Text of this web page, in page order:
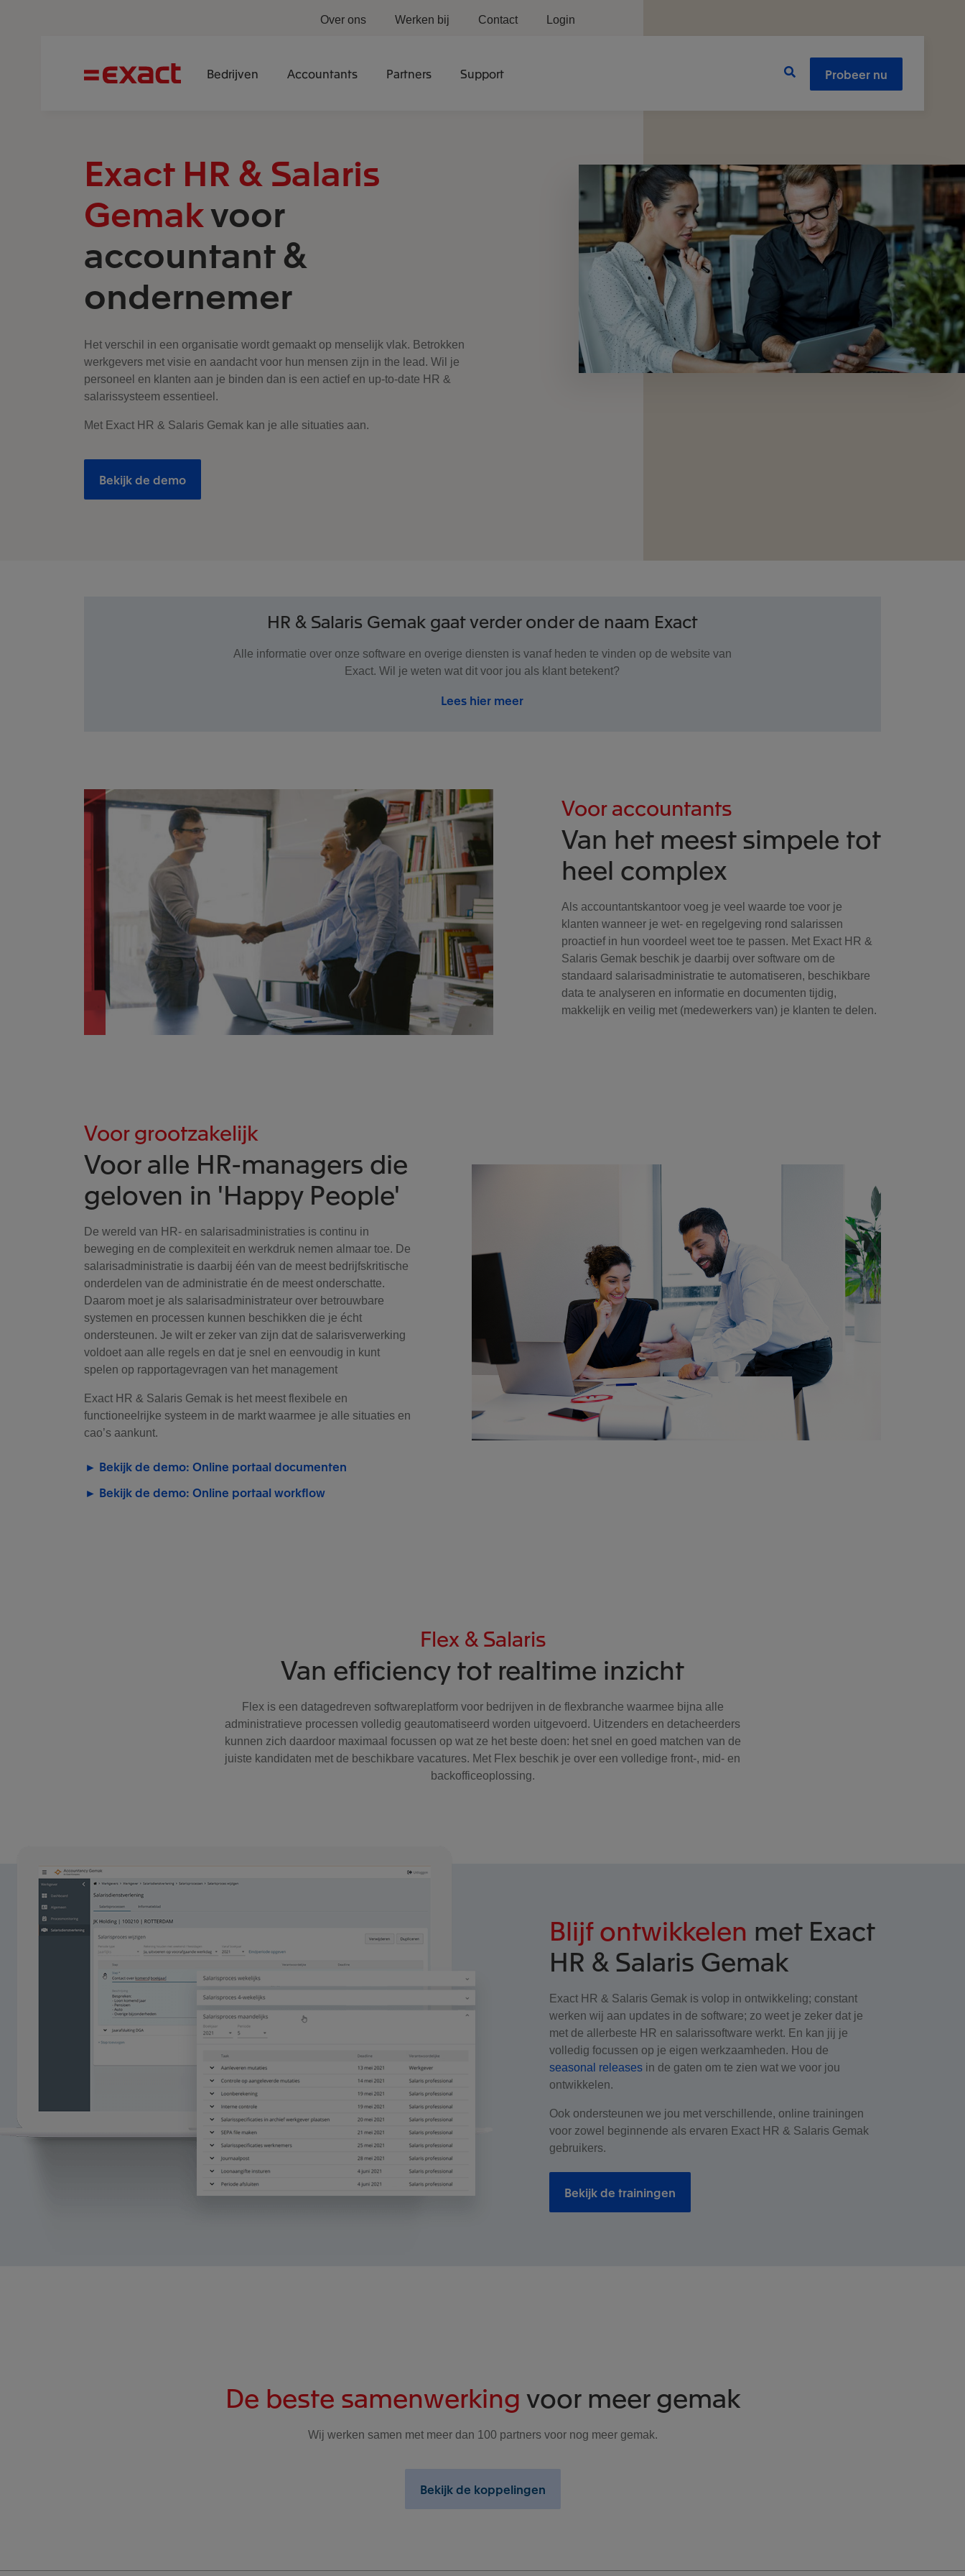
Bedrijven Accountants Partners Support Probeer nu
Over ons Werken bij Contact Login
Exact HR & Salaris
Gemakvoor
accountant &
ondernemer
Het verschil in een organisatie wordt gemaakt op menselijk vlak. Betrokken
werkgevers met visie en aandacht voor hun mensen zijn in the lead. Wil je
personeel en klanten aan je binden dan is een actief en up-to-date HR &
salarissysteem essentieel.
Met Exact HR & Salaris Gemak kan je alle situaties aan.
Bekijk de demo
HR & Salaris Gemak gaat verder onder de naam Exact
Alle informatie over onze software en overige diensten is vanaf heden te vinden op de website van
Exact. Wil je weten wat dit voor jou als klant betekent?
Lees hier meer
Voor accountants
Van het meest simpele tot
heel complex
Als accountantskantoor voeg je veel waarde toe voor je
klanten wanneer je wet- en regelgeving rond salarissen
proactief in hun voordeel weet toe te passen. Met Exact HR &
Salaris Gemak beschik je daarbij over software om de
standaard salarisadministratie te automatiseren, beschikbare
data te analyseren en informatie en documenten tijdig,
makkelijk en veilig met (medewerkers van) je klanten te delen.
Voor grootzakelijk
Voor alle HR-managers die
geloven in 'Happy People'
De wereld van HR- en salarisadministraties is continu in
beweging en de complexiteit en werkdruk nemen almaar toe. De
salarisadministratie is daarbij één van de meest bedrijfskritische
onderdelen van de administratie én de meest onderschatte.
Daarom moet je als salarisadministrateur over betrouwbare
systemen en processen kunnen beschikken die je écht
ondersteunen. Je wilt er zeker van zijn dat de salarisverwerking
voldoet aan alle regels en dat je snel en eenvoudig in kunt
spelen op rapportagevragen van het management
Exact HR & Salaris Gemak is het meest flexibele en
functioneelrijke systeem in de markt waarmee je alle situaties en
cao’s aankunt.
► Bekijk de demo: Online portaal documenten
► Bekijk de demo: Online portaal workflow
Flex & Salaris
Van efficiency tot realtime inzicht
Flex is een datagedreven softwareplatform voor bedrijven in de flexbranche waarmee bijna alle
administratieve processen volledig geautomatiseerd worden uitgevoerd. Uitzenders en detacheerders
kunnen zich daardoor maximaal focussen op wat ze het beste doen: het snel en goed matchen van de
juiste kandidaten met de beschikbare vacatures. Met Flex beschik je over een volledige front-, mid- en
backofficeoplossing.
Blijf ontwikkelen met Exact
HR & Salaris Gemak
Exact HR & Salaris Gemak is volop in ontwikkeling; constant
werken wij aan updates in de software; zo weet je zeker dat je
met de allerbeste HR en salarissoftware werkt. En kan jij je
volledig focussen op je eigen werkzaamheden. Hou de
seasonal releasesin de gaten om te zien wat we voor jou
ontwikkelen.
Ook ondersteunen we jou met verschillende, online trainingen
voor zowel beginnende als ervaren Exact HR & Salaris Gemak
gebruikers.
Bekijk de trainingen
De beste samenwerking voor meer gemak
Wij werken samen met meer dan 100 partners voor nog meer gemak.
Bekijk de koppelingen